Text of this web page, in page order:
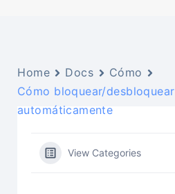
Home Docs
Cómo
Cómo bloquear/
automáticamente
View Categories